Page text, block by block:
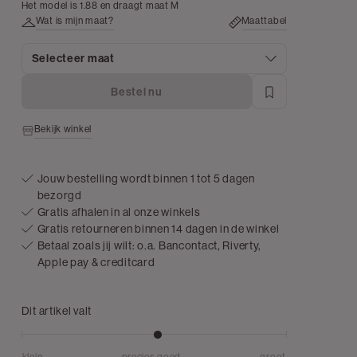
Het model is 1.88 en draagt maat M
Wat is mijn maat?
Maattabel
Selecteer maat
Bestel nu
Bekijk winkel
Jouw bestelling wordt binnen 1 tot 5 dagen
bezorgd
Gratis afhalen in al onze winkels
Gratis retourneren binnen 14 dagen in de winkel
Betaal zoals jij wilt: o.a. Bancontact, Riverty,
Apple pay & creditcard
Dit artikel valt